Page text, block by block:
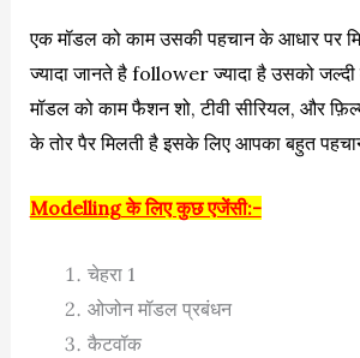
एक मॉडल को काम उसकी पहचान के आधार पर
ज्यादा जानते है follower ज्यादा है उसको जल्दी
मॉडल को काम फैशन शो, टीवी सीरियल, और
के तोर पैर मिलती है इसके लिए आपका बहुत
Modelling के लिए कुछ एजेंसी:-
चेहरा 1
ओजोन मॉडल प्रबंधन
कैटवॉक